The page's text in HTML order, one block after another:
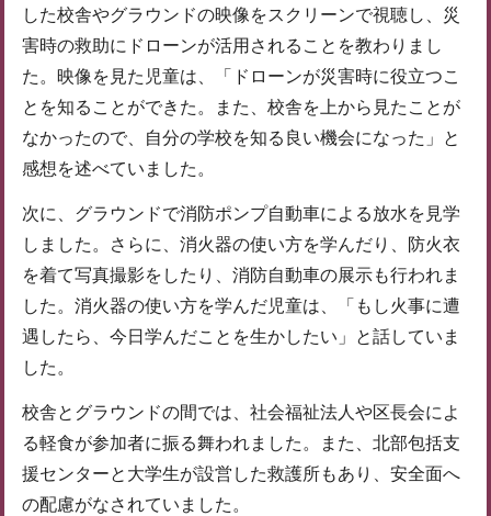
した校舎やグラウンドの映像をスクリーンで視聴し、災
害時の救助にドローンが活用されることを教わりまし
た。映像を見た児童は、「ドローンが災害時に役立つこ
とを知ることができた。また、校舎を上から見たことが
なかったので、自分の学校を知る良い機会になった」と
感想を述べていました。
次に、グラウンドで消防ポンプ自動車による放水を見学
しました。さらに、消火器の使い方を学んだり、防火衣
を着て写真撮影をしたり、消防自動車の展示も行われま
した。消火器の使い方を学んだ児童は、「もし火事に遭
遇したら、今日学んだことを生かしたい」と話していま
した。
校舎とグラウンドの間では、社会福祉法人や区長会によ
る軽食が参加者に振る舞われました。また、北部包括支
援センターと大学生が設営した救護所もあり、安全面へ
の配慮がなされていました。